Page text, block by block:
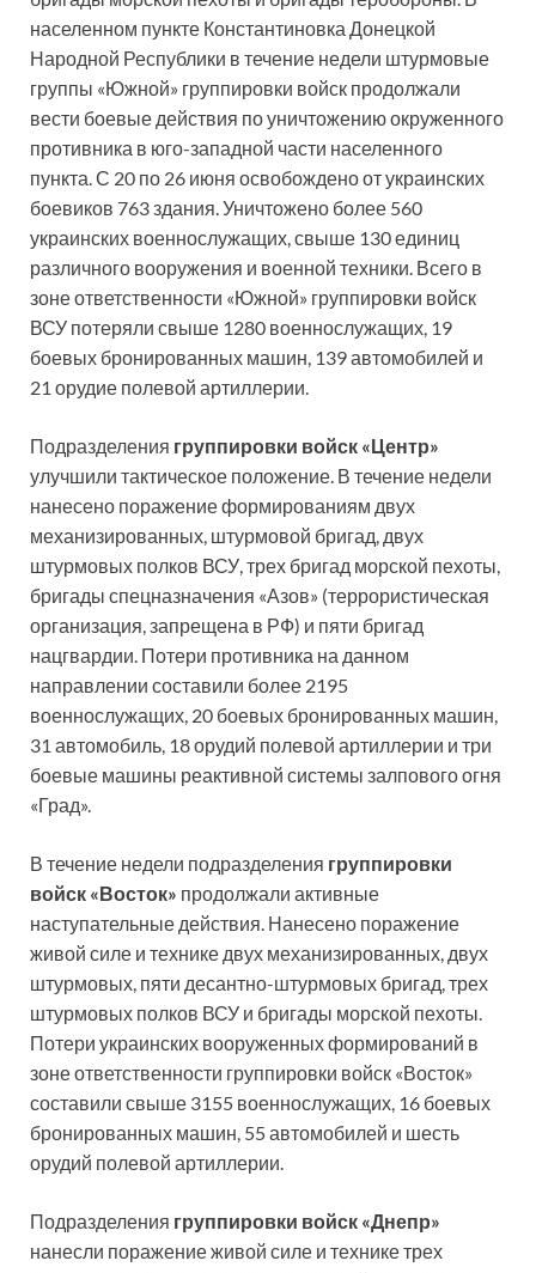
населенном пункте Константиновка Донецкой
Народной Республики в течение недели штурмовые
группы «Южной» группировки войск продолжали
вести боевые действия по уничтожению окруженного
противника в юго-западной части населенного
пункта. С 20 по 26 июня освобождено от украинских
боевиков 763 здания. Уничтожено более 560
украинских военнослужащих, свыше 130 единиц
различного вооружения и военной техники. Всего в
зоне ответственности «Южной» группировки войск
ВСУ потеряли свыше 1280 военнослужащих, 19
боевых бронированных машин, 139 автомобилей и
21 орудие полевой артиллерии.
Подразделения группировки войск «Центр»
улучшили тактическое положение. В течение недели
нанесено поражение формированиям двух
механизированных, штурмовой бригад, двух
штурмовых полков ВСУ, трех бригад морской пехоты,
бригады спецназначения «Азов» (террористическая
организация, запрещена в РФ) и пяти бригад
нацгвардии. Потери противника на данном
направлении составили более 2195
военнослужащих, 20 боевых бронированных машин,
31 автомобиль, 18 орудий полевой артиллерии и три
боевые машины реактивной системы залпового огня
«Град».
В течение недели подразделения группировки
войск «Восток» продолжали активные
наступательные действия. Нанесено поражение
живой силе и технике двух механизированных, двух
штурмовых, пяти десантно-штурмовых бригад, трех
штурмовых полков ВСУ и бригады морской пехоты.
Потери украинских вооруженных формирований в
зоне ответственности группировки войск «Восток»
составили свыше 3155 военнослужащих, 16 боевых
бронированных машин, 55 автомобилей и шесть
орудий полевой артиллерии.
Подразделения группировки войск «Днепр»
нанесли поражение живой силе и технике трех